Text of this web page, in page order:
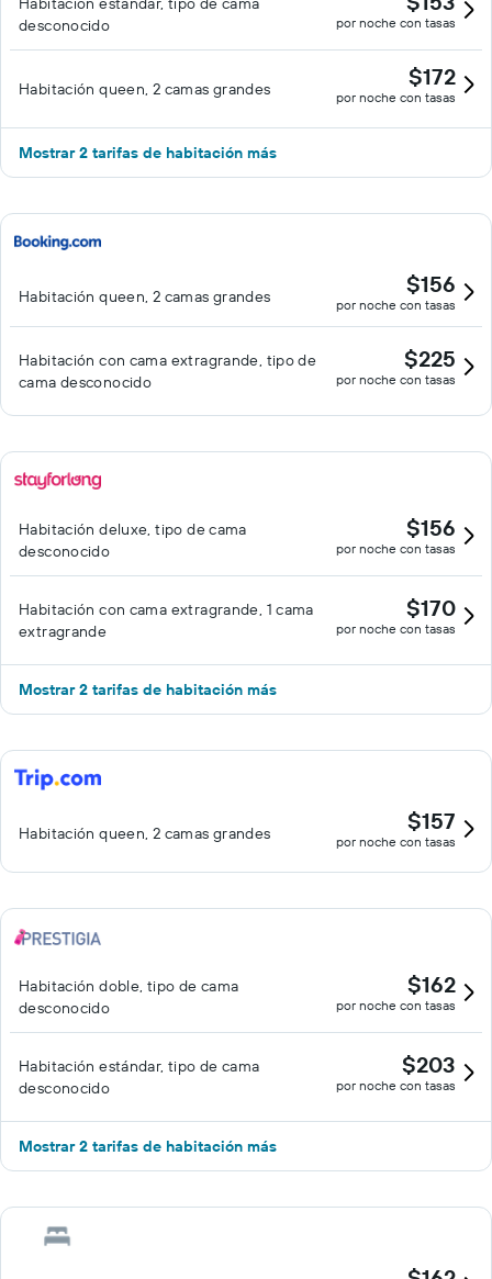
desconocido
por noche con tasas
Habitación queen, 2 camas grandes $172
por noche con tasas
Mostrar 2 tarifas de habitación más
Habitación queen, 2 camas grandes $156
por noche con tasas
Habitación con cama extragrande, tipo de
cama desconocido
$225
por noche con tasas
Habitación deluxe, tipo de cama
desconocido
$156
por noche con tasas
Habitación con cama extragrande, 1 cama
extragrande
$170
por noche con tasas
Mostrar 2 tarifas de habitación más
Habitación queen, 2 camas grandes $157
por noche con tasas
Habitación doble, tipo de cama
desconocido
$162
por noche con tasas
Habitación estándar, tipo de cama
desconocido
$203
por noche con tasas
Mostrar 2 tarifas de habitación más